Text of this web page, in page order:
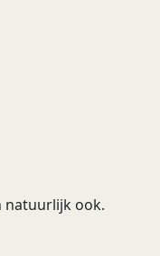
natuurlijk ook.